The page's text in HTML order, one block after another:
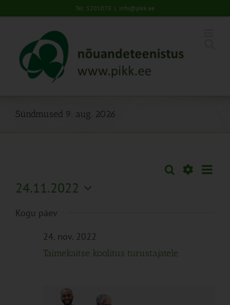
to
Tel: 5201078 | info@pikk.ee
Sündmused 9. aug. 2026
Sündmused
Otsi Päev
24.11.2022
kuupäev.
Kogu päev
24. nov. 2022
Taimekaitse koolitus turustajatele